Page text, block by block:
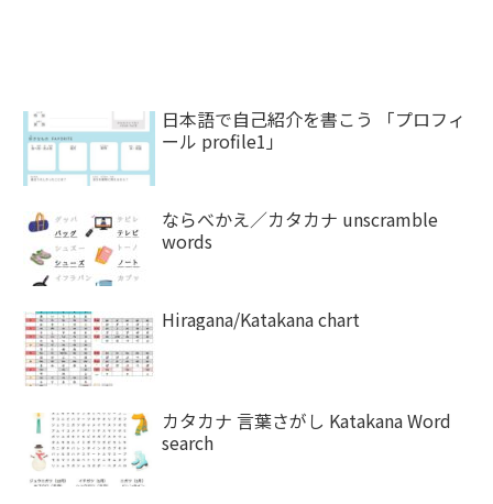
日本語で自己紹介を書こう 「プロフィ
ール profile1」
ならべかえ／カタカナ unscramble
words
Hiragana/Katakana chart
カタカナ 言葉さがし Katakana Word
search